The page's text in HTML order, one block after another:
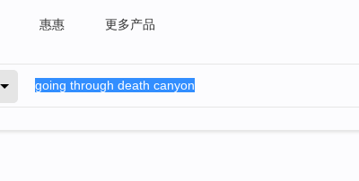
惠惠 更多产品